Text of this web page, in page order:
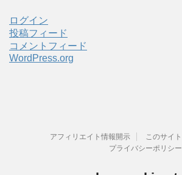
ブ
ログイン
投稿フィード
コメントフィード
WordPress.org
アフィリエイト情報開示 このサイト
プライバシーポリシー